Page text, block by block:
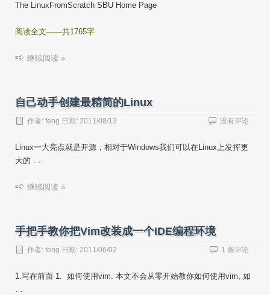
The LinuxFromScratch SBU Home Page
阅读全文——共1765字
继续阅读 »
自己动手创建最精简的Linux
作者: feng 日期: 2011/08/13 没有评论
Linux一大亮点就是开源，相对于Windows我们可以在Linux上发挥更
大的 …
继续阅读 »
手把手教你把Vim改装成一个IDE编程环境
作者: feng 日期: 2011/06/02 1 条评论
1.写在前面 1. 如何使用vim. 本文不会从零开始教你如何使用vim, 如
…